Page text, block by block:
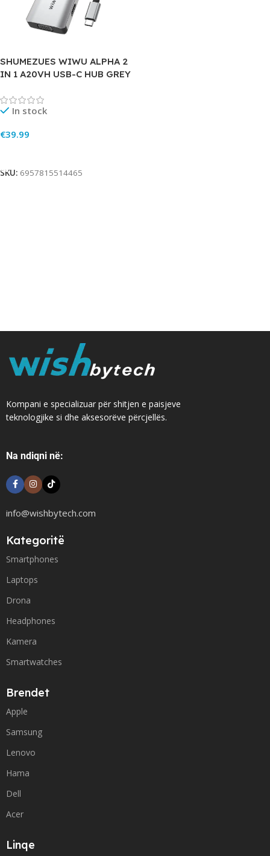
SHUMEZUES WIWU ALPHA 2
IN 1 A20VH USB-C HUB GREY
In stock
€39.99
SKU: 6957815514465
Kompani e specializuar për shitjen e paisjeve
teknologjike si dhe aksesorëve përcjellës.
Na ndiqni në:
info@wishbytech.com
Kategoritë
Smartphones
Laptops
Drona
Headphones
Kamera
Smartwatches
Brendet
Apple
Samsung
Lenovo
Hama
Dell
Acer
Linqe